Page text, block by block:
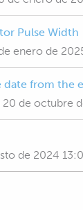
Pulse Width
enero de
from the
20 de octubre
de 2024